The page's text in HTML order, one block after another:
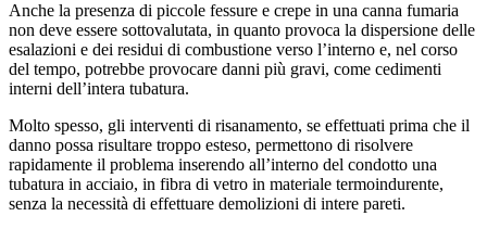
Anche la presenza di piccole fessure e crepe in una canna fumaria
non deve essere sottovalutata, in quanto provoca la dispersione delle
esalazioni e dei residui di combustione verso l’interno e, nel corso
del tempo, potrebbe provocare danni più gravi, come cedimenti
interni dell’intera tubatura.
Molto spesso, gli interventi di risanamento, se effettuati prima che il
danno possa risultare troppo esteso, permettono di risolvere
rapidamente il problema inserendo all’interno del condotto una
tubatura in acciaio, in fibra di vetro in materiale termoindurente,
senza la necessità di effettuare demolizioni di intere pareti.